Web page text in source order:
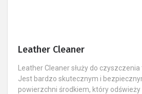
Leather Cleaner
Leather Cleaner służy do
Jest bardzo skutecznym i
powierzchni środkiem, który odświeży